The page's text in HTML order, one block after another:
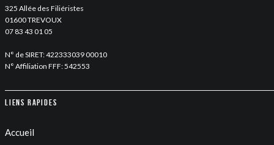
325 Allée des Filiéristes
01600 TREVOUX
07 83 43 01 05
N° de SIRET: 422333039 00010
N° Affiliation FFF: 542553
Liens rapides
Accueil